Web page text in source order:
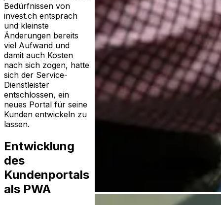
Bedürfnissen von
invest.ch entsprach
und kleinste
Änderungen bereits
viel Aufwand und
damit auch Kosten
nach sich zogen, hatte
sich der Service-
Dienstleister
entschlossen, ein
neues Portal für seine
Kunden entwickeln zu
lassen.
Entwicklung
des
Kundenportals
als PWA